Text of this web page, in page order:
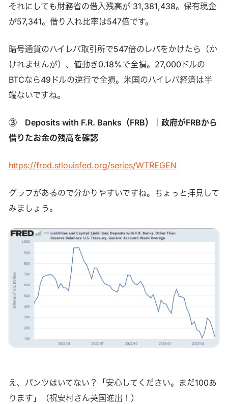
それにしても財務省の借入残高が 31,381,438。保有現金
が57,341。借り入れ比率は547倍です。
暗号通貨のハイレバ取引所で547倍のレバをかけたら（か
けれませんが）、値動き0.18%で全損。27,000ドルの
BTCなら49ドルの逆行で全損。米国のハイレバ経済は半
端ないですね。
③ Deposits with F.R. Banks（FRB）｜政府がFRBから
借りたお金の残高を確認
https://fred.stlouisfed.org/series/WTREGEN
グラフがあるので分かりやすいですね。ちょっと拝見して
みましょう。
え、パンツはいてない？「安心してください。まだ100あ
ります」（祝安村さん英国進出！）